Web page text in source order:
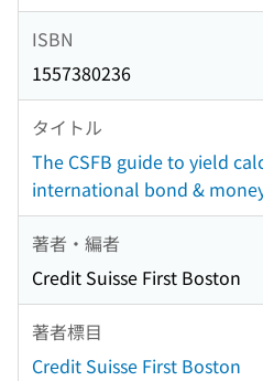
ISBN
1557380236
タイトル
The CSFB guide to yield
international bond &
著者・編者
Credit Suisse First Boston
著者標目
Credit Suisse First Boston